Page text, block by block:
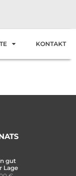
KONTAKT
gut
Lage